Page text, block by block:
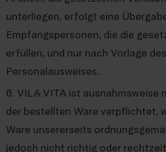
unterliegen, erfolgt eine
Empfangspersonen, die die
erfüllen, und nur nach Vorlage des
Personalausweises.
6. VILA VITA ist ausnahmsweise
der bestellten Ware verpflichtet,
Ware unsererseits
jedoch nicht richtig oder